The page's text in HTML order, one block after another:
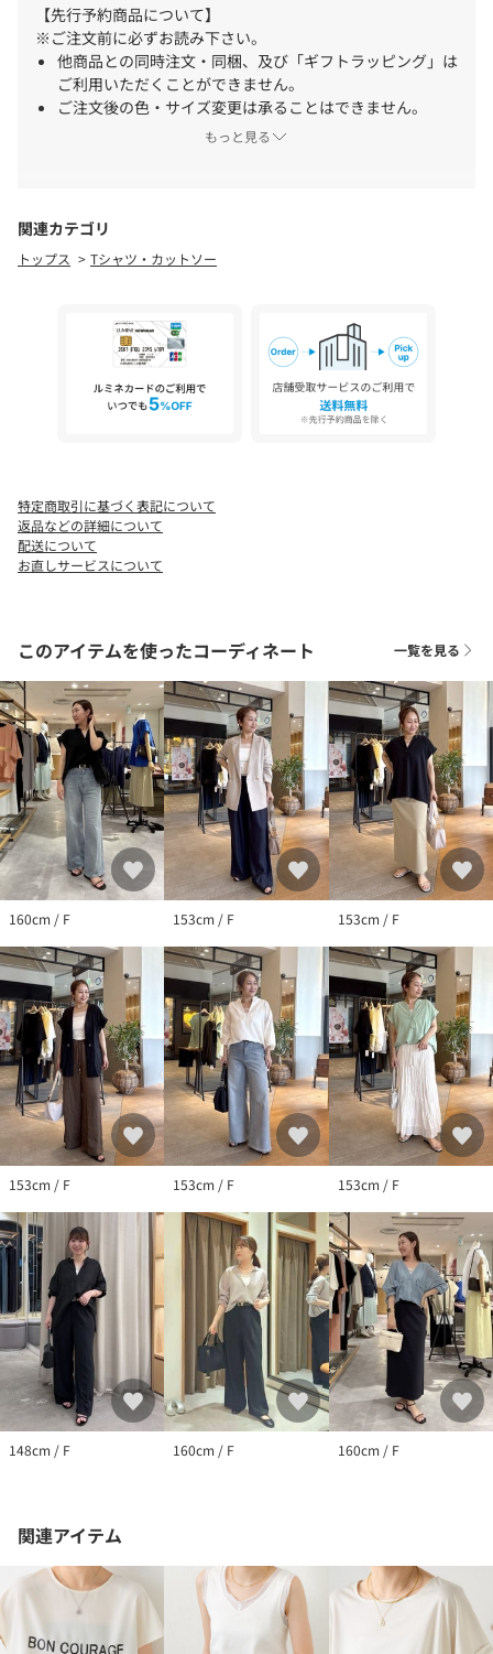
【おすすめコーディネート】
程よく詰まったネックデザインなので、今季トレンドの深Vネック
デザインのアイテムと相性抜群。ジャケットなどのキレイめな羽
織りと合わせればオフィスカジュアルスタイルにまで活躍しま
す。
・ギャザー切替シャツカーディガン CLZ1061304A0007
【素材】
・透け感：切り替え部分のみあり
・裏地：なし
・伸縮性：あり
【C′NOTE/ノート】
COLLAGE大人気のシアー切替シリーズを展開するインナーブラン
ドC`note。程よく透けるシアー素材とストレッチ性のあるカット
【気になる商品は「お気に入り」登録を】
ハートマークをクリックし、お好きなカラーを選んでお気に入り
に登録すると
入荷情報や残り1点の通知、完売カラーの再入荷、セール情報など
を受け取ることができます。
※撮影場所やお使いのモニター環境により若干お色味が異なる場
合がございます。
特にロケの撮影では明るく見える傾向にございます。詳細撮影画
像で色味をお確かめくださいます様お願いいたします。
※サンプルで撮影をしております。若干の仕様が変更になる場合
いたします。
※サンプルでの採寸のためあくまで目安となります。予めご了承
ください。
【先行予約商品について】
※ご注文前に必ずお読み下さい。
他商品との同時注文・同梱、及び「ギフトラッピング」は
ご利用いただくことができません。
ご注文後の色・サイズ変更は承ることはできません。
注文から出荷までに期間が空く場合、クレジットカードの
au WALLET】をお選びいただくことはできません。
定いただくことはできません。
実際の商品と仕様、サイズが若干異なる場合がございま
追加生産商品は、一部の店舗、通販で販売中の場合がござ
います。
納期の違う色・サイズを一緒に購入されますと、納期の遅
い方に合わせての発送となりますので、予めご了承くださ
もっと見る
関連カテゴリ
トップス Tシャツ・カットソー
特定商取引に基づく表記について
返品などの詳細について
配送について
お直しサービスについて
このアイテムを使ったコーディネート 一覧を見る
160cm / F 153cm / F 153cm / F
153cm / F 153cm / F 153cm / F
148cm / F 160cm / F 160cm / F
関連アイテム